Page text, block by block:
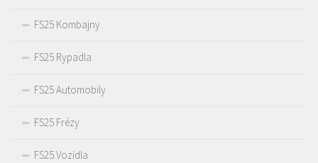
FS25 Kombajny
FS25 Rypadla
FS25 Automobily
FS25 Frézy
FS25 Vozidla